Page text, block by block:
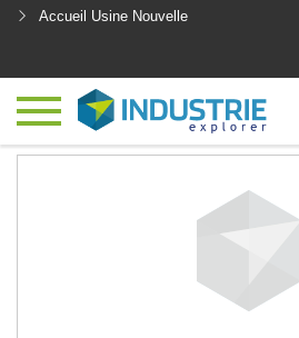
Accueil Usine Nouvelle